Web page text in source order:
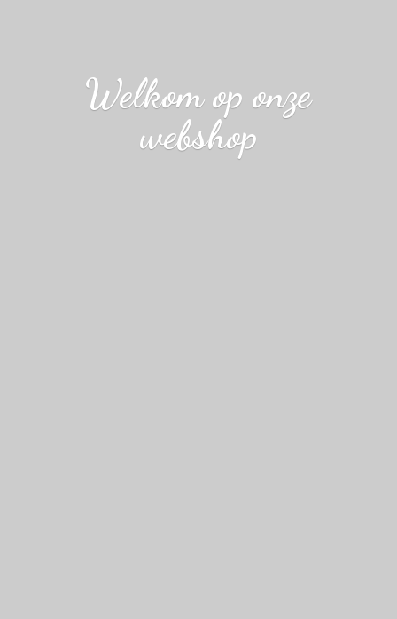
Welkom oponze
webshop